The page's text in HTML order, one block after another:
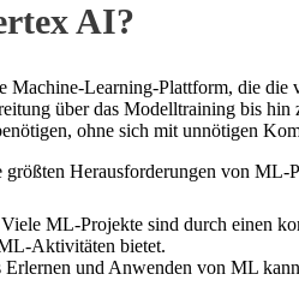
AI?
Machine-Learning-Plattform, die
über das Modelltraining bis
ohne sich mit unnötigen
Herausforderungen von ML-
Viele ML-Projekte sind durch einen
Aktivitäten bietet.
Erlernen und Anwenden von ML